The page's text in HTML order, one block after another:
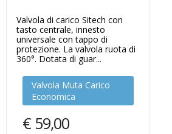
Valvola di carico Sitech con
tasto centrale, innesto
universale con tappo di
protezione. La valvola ruota di
360°. Dotata di guar...
Valvola Muta Carico
Economica
€ 59,00